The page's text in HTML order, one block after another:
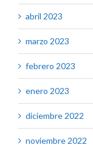
abril 2023
marzo 2023
febrero 2023
enero 2023
diciembre 2022
noviembre 2022